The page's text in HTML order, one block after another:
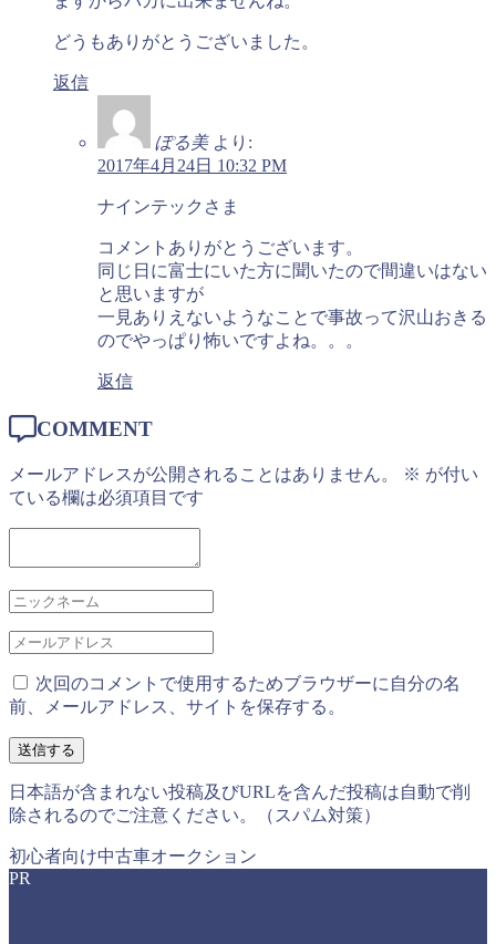
どうもありがとうございました。
返信
ぽる美 より:
2017年4月24日 10:32 PM
ナインテックさま
コメントありがとうございます。
同じ日に富士にいた方に聞いたので間違いはない
と思いますが
一見ありえないようなことで事故って沢山おきる
のでやっぱり怖いですよね。。。
返信
COMMENT
メールアドレスが公開されることはありません。 ※ が付い
ている欄は必須項目です
次回のコメントで使用するためブラウザーに自分の名
前、メールアドレス、サイトを保存する。
日本語が含まれない投稿及びURLを含んだ投稿は自動で削
除されるのでご注意ください。（スパム対策）
初心者向け中古車オークション
PR